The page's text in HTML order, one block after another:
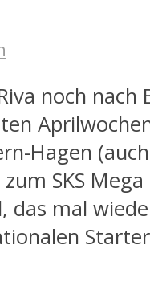
noch nach
Hagen
SKS
das mal